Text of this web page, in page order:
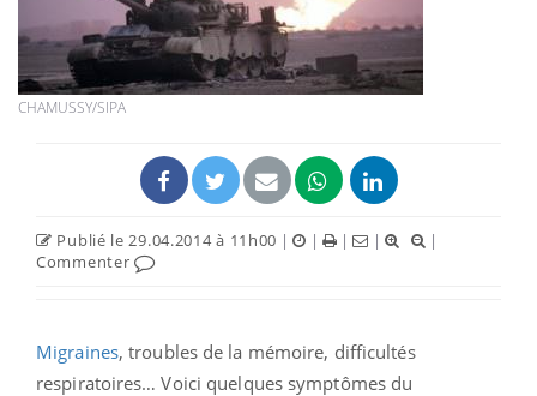
CHAMUSSY/SIPA
Publié le 29.04.2014 à 11h00 | | | |
|
Commenter
Migraines, troubles de la mémoire, difficultés
respiratoires… Voici quelques symptômes du